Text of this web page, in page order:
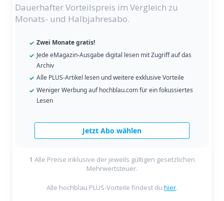
Dauerhafter Vorteilspreis im Vergleich zu
Monats- und Halbjahresabo.
Zwei Monate gratis!
Jede eMagazin-Ausgabe digital lesen mit Zugriff auf das
Archiv
Alle PLUS-Artikel lesen und weitere exklusive Vorteile
Weniger Werbung auf hochblau.com für ein fokussiertes
Lesen
Jetzt Abo wählen
1 Alle Preise inklusive der jeweils gültigen gesetzlichen
Mehrwertsteuer.
Alle hochblau PLUS-Vorteile findest du hier.